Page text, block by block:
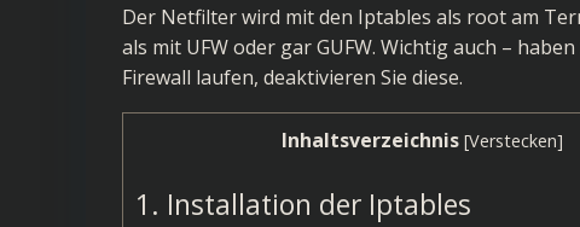
Der Netfilter wird mit den Iptables als root am
als mit UFW oder gar GUFW. Wichtig auch –
Firewall laufen, deaktivieren Sie diese.
Inhaltsverzeichnis [Verstecken]
1. Installation der Iptables